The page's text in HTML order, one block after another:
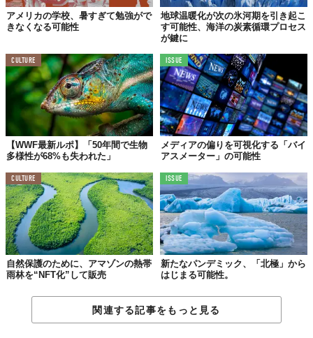
アメリカの学校、暑すぎて勉強がで
きなくなる可能性
地球温暖化が次の氷河期を引き起こ
す可能性、海洋の炭素循環プロセス
が鍵に
CULTURE
【WWF最新ルポ】「50年間で生物
多様性が68%も失われた」
ISSUE
メディアの偏りを可視化する「バイ
アスメーター」の可能性
CULTURE
自然保護のために、アマゾンの熱帯
雨林を“NFT化”して販売
ISSUE
新たなパンデミック、「北極」から
はじまる可能性。
関連する記事をもっと見る